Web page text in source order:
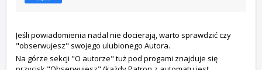
Jeśli powiadomienia nadal nie docierają, warto sprawdzić czy
"obserwujesz" swojego ulubionego Autora.
Na górze sekcji "O autorze" tuż pod progami znajduje się